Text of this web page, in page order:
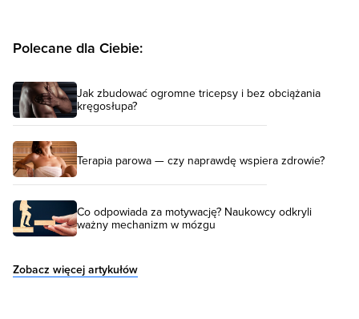
Polecane dla Ciebie:
Jak zbudować ogromne tricepsy i bez obciążania
kręgosłupa?
Terapia parowa — czy naprawdę wspiera zdrowie?
Co odpowiada za motywację? Naukowcy odkryli
ważny mechanizm w mózgu
Zobacz więcej artykułów